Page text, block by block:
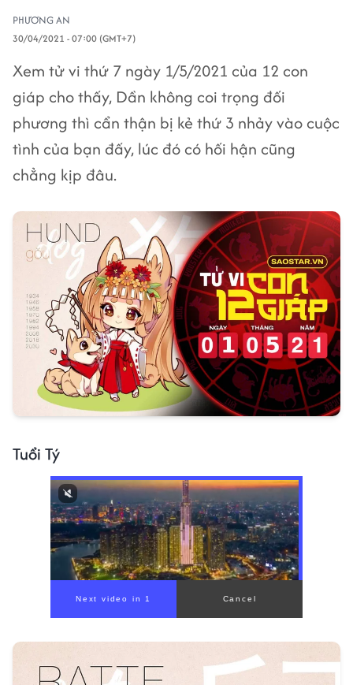
PHƯƠNG AN
30/04/2021 - 07:00 (GMT+7)
Xem tử vi thứ 7 ngày 1/5/2021 của 12 con
giáp cho thấy, Dần không coi trọng đối
phương thì cẩn thận bị kẻ thứ 3 nhảy vào cuộc
tình của bạn đấy, lúc đó có hối hận cũng
chẳng kịp đâu.
Tuổi Tý